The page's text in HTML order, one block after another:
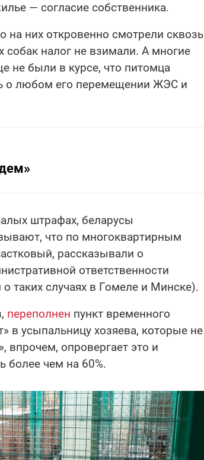
— согласие собственника.
них откровенно смотрели сквозь
собак налог не взимали. А многие
не были в курсе, что питомца
о любом его перемещении ЖЭС и
штрафах, беларусы
что по многоквартирным
рассказывали о
ответственности
о таких случаях в Гомеле и Минске).
переполнен пункт временного
в усыпальницу хозяева, которые не
впрочем, опровергает это и
более чем на 60%.